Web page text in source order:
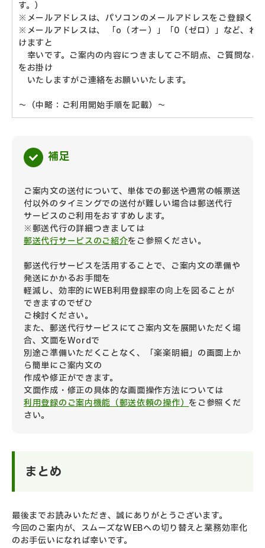
す。）
※メールアドレスは、パソコンのメールアドレスをご登録くだ
※メールアドレスは、 「o（オー）」「0（ゼロ）」など、わ
けますと
幸いです。 ご案内の内容につきましてご不明点、ご質問など
をお掛け
いたしますがご連絡をお願いいたします。
～（中略：ご利用開始手順を記載）～
補足
ご案内文の送付について、単体での郵送や通常の帳票送
付以外のタイミングでの送付が難しい場合は郵送代行
サービスのご利用をおすすめします。
※郵送代行の詳細つきましては
郵送代行サービスのご紹介をご参照ください。
郵送代行サービスを活用することで、ご案内文の準備や
発送にかかるお手間を
軽減し、効率的にWEB利用登録率の向上を図ることが
できますのでぜひ
ご検討ください。
また、郵送代行サービスにてご案内文を展開いただく場
合、文面をWordで
別途ご準備いただくことなく、「楽楽明細」の画面上か
ら簡単にご案内文の
作成や修正ができます。
文面作成・修正の具体的な画面操作方法については
利用登録のご案内機能（郵送依頼の操作） をご参照くだ
さい。
まとめ
最後までお読みいただき、誠にありがとうございます。
今回のご案内が、スムーズなWEBへの切り替えと業務効率化
のお手伝いになれば幸いです。